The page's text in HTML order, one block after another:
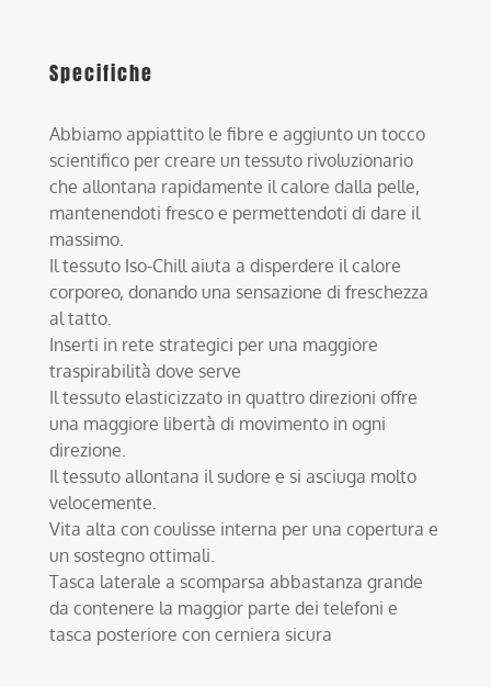
Specifiche
Abbiamo appiattito le fibre e aggiunto un tocco
scientifico per creare un tessuto rivoluzionario
che allontana rapidamente il calore dalla pelle,
mantenendoti fresco e permettendoti di dare il
massimo.
Il tessuto Iso-Chill aiuta a disperdere il calore
corporeo, donando una sensazione di freschezza
al tatto.
Inserti in rete strategici per una maggiore
traspirabilità dove serve
Il tessuto elasticizzato in quattro direzioni offre
una maggiore libertà di movimento in ogni
direzione.
Il tessuto allontana il sudore e si asciuga molto
velocemente.
Vita alta con coulisse interna per una copertura e
un sostegno ottimali.
Tasca laterale a scomparsa abbastanza grande
da contenere la maggior parte dei telefoni e
tasca posteriore con cerniera sicura